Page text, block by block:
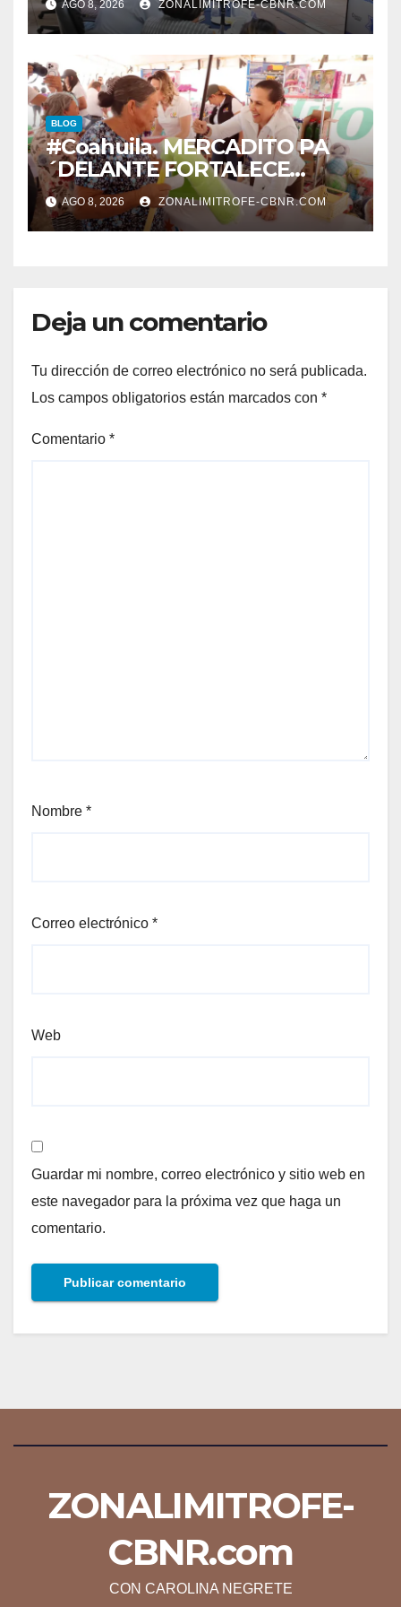
VIALIDADES SEGURAS
AGO 8, 2026 ZONALIMITROFE-CBNR.COM
BLOG
#Coahuila. MERCADITO PA
´DELANTE FORTALECE
CUIDADO DEL MEDIO
AMBIENTE Y LA ECONOMÍA
DE MÁS DE 6 MIL 500
AGO 8, 2026 ZONALIMITROFE-CBNR.COM
Deja un comentario
Tu dirección de correo electrónico no será publicada.
Los campos obligatorios están marcados con *
Comentario *
Nombre *
Correo electrónico *
Web
Guardar mi nombre, correo electrónico y sitio web en
este navegador para la próxima vez que haga un
comentario.
ZONALIMITROFE-
CBNR.com
CON CAROLINA NEGRETE